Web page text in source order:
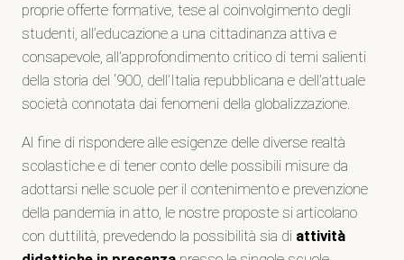
proprie offerte formative, tese al coinvolgimento degli
studenti, all’educazione a una cittadinanza attiva e
consapevole, all’approfondimento critico di temi salienti
della storia del ‘900, dell’Italia repubblicana e dell’attuale
società connotata dai fenomeni della globalizzazione.
Al fine di rispondere alle esigenze delle diverse realtà
scolastiche e di tener conto delle possibili misure da
adottarsi nelle scuole per il contenimento e prevenzione
della pandemia in atto, le nostre proposte si articolano
con duttilità, prevedendo la possibilità sia di attività